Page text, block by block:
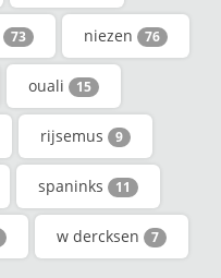
73 niezen 76
ouali 15
rijsemus 9
spaninks 11
w dercksen 7